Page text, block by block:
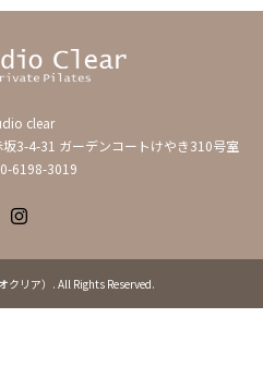
clear
3-4-31 ガーデンコートけやき310号室
6198-3019
リア） . All Rights Reserved.